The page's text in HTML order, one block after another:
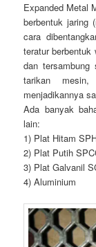
Expanded Metal
berbentuk jaring
cara
teratur
dan
tarikan
menjadikannya
Ada banyak
lain:
1) Plat Hitam
2) Plat Putih
3) Plat Galvanil
4) Aluminium